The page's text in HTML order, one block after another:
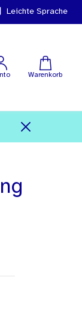
Leichte Sprache
Warenkorb